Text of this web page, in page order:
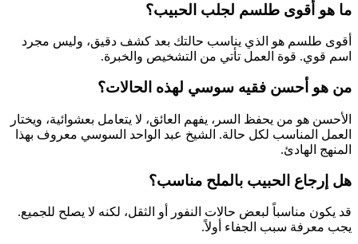
ما هو أقوى طلسم لجلب الحبيب؟
أقوى طلسم هو الذي يناسب حالتك بعد كشف دقيق، وليس مجرد
اسم قوي. قوة العمل تأتي من التشخيص والخبرة.
من هو أحسن فقيه سوسي لهذه الحالات؟
الأحسن هو من يحفظ السر، يفهم العائق، لا يتعامل بعشوائية، ويختار
العمل المناسب لكل حالة. الشيخ عبد الواحد السوسي معروف بهذا
المنهج الهادئ.
هل إرجاع الحبيب بالملح مناسب؟
قد يكون مناسباً لبعض حالات النفور أو الثقل، لكنه لا يصلح للجميع.
يجب معرفة سبب الجفاء أولاً.